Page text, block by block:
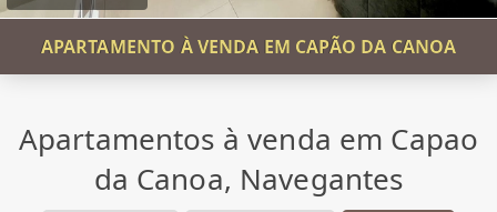
APARTAMENTO À VENDA EM CAPÃO DA CANOA
Apartamentos à venda em Capao
da Canoa, Navegantes